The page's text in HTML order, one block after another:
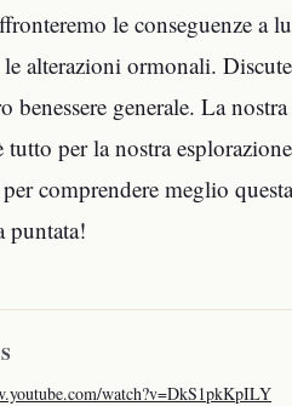
le conseguenze a
le alterazioni ormonali.
benessere generale. La
tutto per la nostra
comprendere meglio
puntata!
watch?v=DkS1pkKpILY